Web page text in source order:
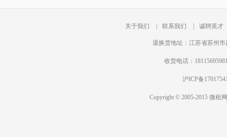
关于我们 联系我们 诚聘英才
退换货地址：江苏省苏州
收货电话：
沪ICP备
Copyright © 2005-2015 微租